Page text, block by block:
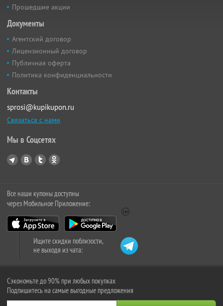
Прошедшие акции
Документы
Агентский договор
Лицензионный договор
Публичная оферта
Политика конфиденциальности
Контакты
sprosi@kupikupon.ru
Связаться с нами
Мы в Соцсетях
Все наши купоны доступны
через Мобильное Приложение:
Ищите скидки поблизости,
не выходя из чата:
Сэкономьте до 90% при любых покупках
Подпишитесь на самые выгодные предложения